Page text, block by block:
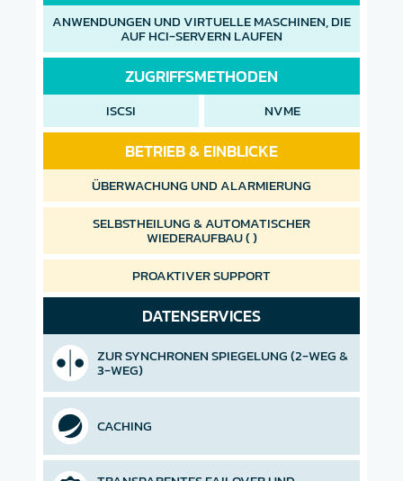
ANWENDUNGEN UND VIRTUELLE MASCHINEN, DIE
AUF HCI-SERVERN LAUFEN
ZUGRIFFSMETHODEN
ISCSI NVME
BETRIEB & EINBLICKE
ÜBERWACHUNG UND ALARMIERUNG
SELBSTHEILUNG & AUTOMATISCHER
WIEDERAUFBAU ()
PROAKTIVER SUPPORT
DATENSERVICES
ZUR SYNCHRONEN SPIEGELUNG (2-WEG &
3-WEG)
CACHING